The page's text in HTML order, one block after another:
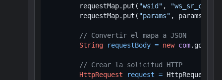
        requestMap.put(
"wsid" ,
        requestMap.put(
"params" , params);
// Convertir el mapa a JSON
String
requestBody = new com
// Crear la solicitud HTTP
HttpRequest
request =